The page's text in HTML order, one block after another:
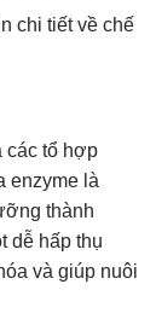
chi tiết về chế
các tổ hợp
enzyme là
thành
dễ hấp thụ
và giúp nuôi